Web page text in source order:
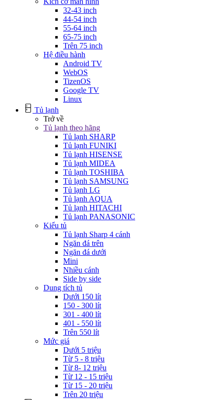
32-43 inch
44-54 inch
55-64 inch
65-75 inch
Trên 75 inch
Hệ điều hành
Android TV
WebOS
TizenOS
Google TV
Linux
Tủ lạnh
Trở về
Tủ lạnh theo hãng
Tủ lạnh SHARP
Tủ lạnh FUNIKI
Tủ lạnh HISENSE
Tủ lạnh MIDEA
Tủ lạnh TOSHIBA
Tủ lạnh SAMSUNG
Tủ lạnh LG
Tủ lạnh AQUA
Tủ lạnh HITACHI
Tủ lạnh PANASONIC
Kiểu tủ
Tủ lạnh Sharp 4 cánh
Ngăn đá trên
Ngăn đá dưới
Mini
Nhiều cánh
Side by side
Dung tích tủ
Dưới 150 lít
150 - 300 lít
301 - 400 lít
401 - 550 lít
Trên 550 lít
Mức giá
Dưới 5 triệu
Từ 5 - 8 triệu
Từ 8- 12 triệu
Từ 12 - 15 triệu
Từ 15 - 20 triệu
Trên 20 triệu